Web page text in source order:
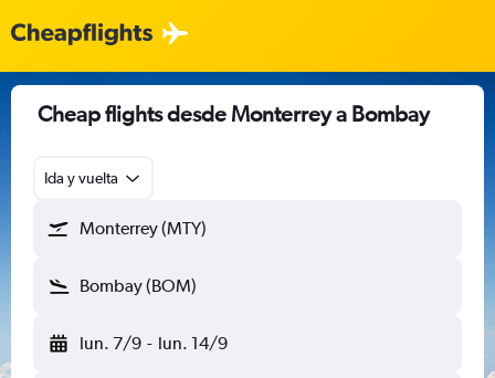
Cheap flights desde Monterrey a Bombay
Ida y vuelta
Monterrey (MTY)
Bombay (BOM)
lun. 7/9 - lun. 14/9